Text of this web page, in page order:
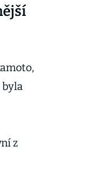
byla
z